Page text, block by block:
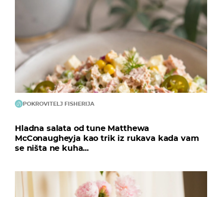
POKROVITELJ FISHERIJA
Hladna salata od tune Matthewa
McConaugheyja kao trik iz rukava kada vam
se ništa ne kuha...